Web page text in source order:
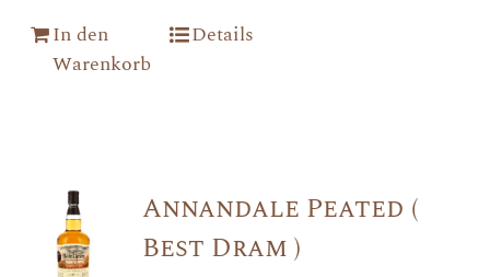
In den
Warenkorb
Details
Annandale Peated (
Best Dram )